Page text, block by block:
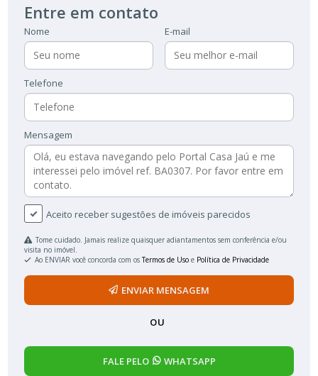
Entre em contato
Nome E-mail
Telefone
Mensagem
Aceito receber sugestões de imóveis parecidos
Tome cuidado. Jamais realize quaisquer adiantamentos sem conferência e/ou
visita no imóvel.
Ao ENVIAR você concorda com osTermos de Uso e Política de Privacidade
ENVIAR MENSAGEM
OU
FALE PELO WHATSAPP